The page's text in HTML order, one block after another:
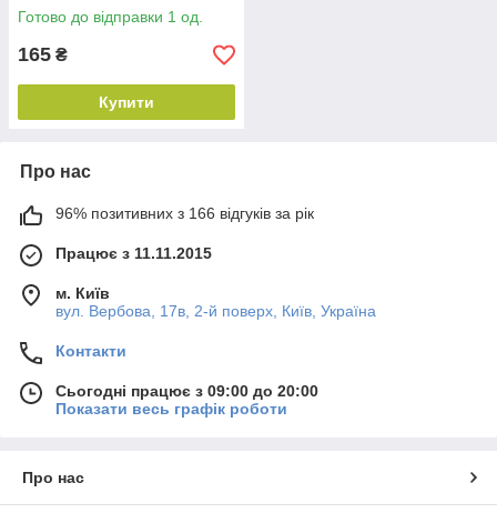
Готово до відправки 1 од.
165 ₴
Купити
Про нас
96% позитивних з 166 відгуків за рік
Працює з 11.11.2015
м. Київ
вул. Вербова, 17в, 2-й поверх, Київ, Україна
Контакти
Сьогодні працює з 09:00 до 20:00
Показати весь графік роботи
Про нас